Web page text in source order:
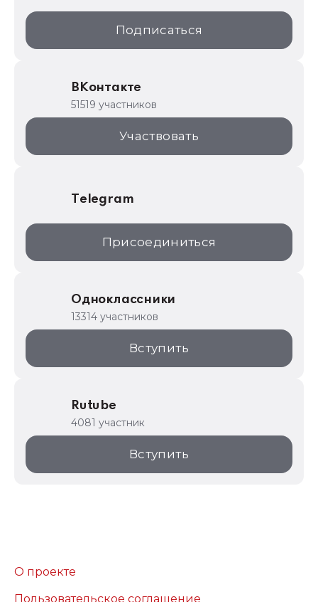
1С:Образование
ИТС.1C.ru
1С:Торговая площадка
Подписаться
ВКонтакте
51519 участников
Участвовать
Telegram
Присоединиться
Одноклассники
13314 участников
Вступить
Rutube
4081 участник
Вступить
О проекте
Пользовательское соглашение